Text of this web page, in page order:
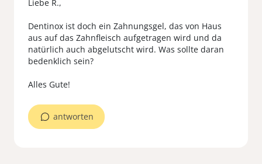
Liebe R.,
Dentinox ist doch ein Zahnungsgel, das von Haus
aus auf das Zahnfleisch aufgetragen wird und da
natürlich auch abgelutscht wird. Was sollte daran
bedenklich sein?
antworten